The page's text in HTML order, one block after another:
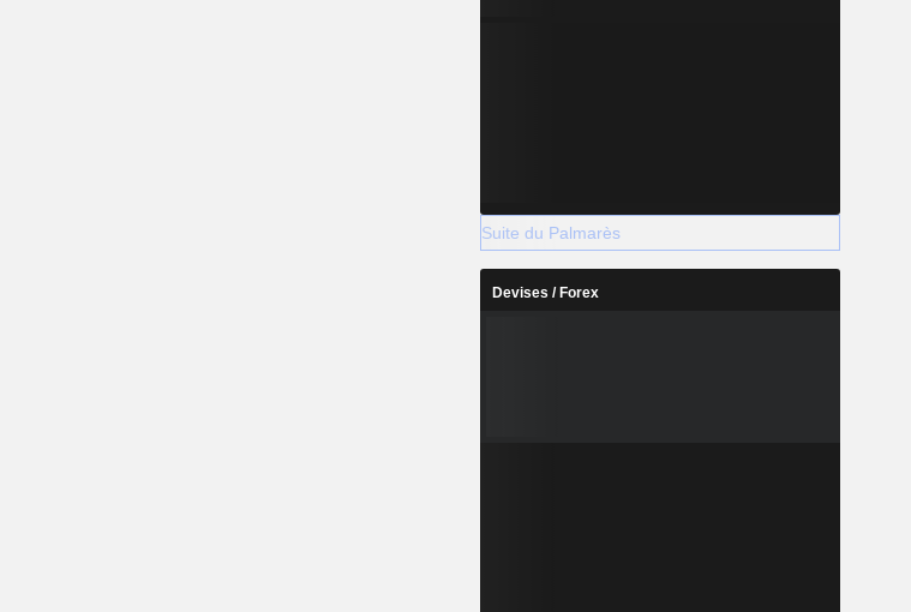
Suite du Palmarès
Devises / Forex